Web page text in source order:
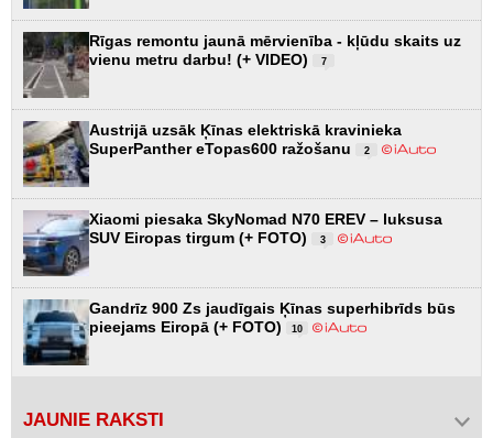
Rīgas remontu jaunā mērvienība - kļūdu skaits uz
vienu metru darbu! (+ VIDEO)
7
Austrijā uzsāk Ķīnas elektriskā kravinieka
SuperPanther eTopas600 ražošanu
2
Xiaomi piesaka SkyNomad N70 EREV – luksusa
SUV Eiropas tirgum (+ FOTO)
3
Gandrīz 900 Zs jaudīgais Ķīnas superhibrīds būs
pieejams Eiropā (+ FOTO)
10
JAUNIE RAKSTI